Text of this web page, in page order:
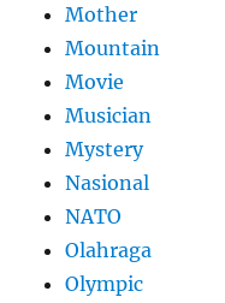
Mother
Mountain
Movie
Musician
Mystery
Nasional
NATO
Olahraga
Olympic